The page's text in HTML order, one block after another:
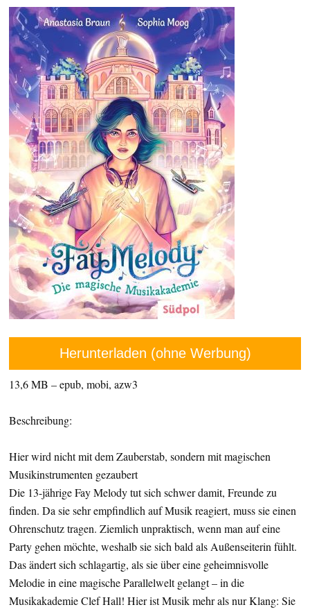
Herunterladen (ohne Werbung)
13,6 MB – epub, mobi, azw3
Beschreibung:
Hier wird nicht mit dem Zauberstab, sondern mit magischen
Musikinstrumenten gezaubert
Die 13-jährige Fay Melody tut sich schwer damit, Freunde zu
finden. Da sie sehr empfindlich auf Musik reagiert, muss sie einen
Ohrenschutz tragen. Ziemlich unpraktisch, wenn man auf eine
Party gehen möchte, weshalb sie sich bald als Außenseiterin fühlt.
Das ändert sich schlagartig, als sie über eine geheimnisvolle
Melodie in eine magische Parallelwelt gelangt – in die
Musikakademie Clef Hall! Hier ist Musik mehr als nur Klang: Sie